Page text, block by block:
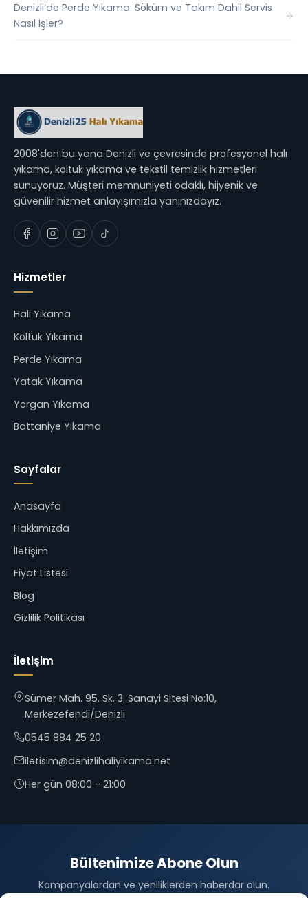
Denizli’de Perde Yıkama: Söküm ve Takım Dahil Servis
Nasıl İşler?
2008'den bu yana Denizli ve çevresinde profesyonel halı
yıkama, koltuk yıkama ve tekstil temizlik hizmetleri
sunuyoruz. Müşteri memnuniyeti odaklı, hijyenik ve
güvenilir hizmet anlayışımızla yanınızdayız.
Hizmetler
Halı Yıkama
Koltuk Yıkama
Perde Yıkama
Yatak Yıkama
Yorgan Yıkama
Battaniye Yıkama
Sayfalar
Anasayfa
Hakkımızda
İletişim
Fiyat Listesi
Blog
Gizlilik Politikası
İletişim
Sümer Mah. 95. Sk. 3. Sanayi Sitesi No:10,
Merkezefendi/Denizli
0545 884 25 20
iletisim@denizlihaliyikama.net
Her gün 08:00 - 21:00
Bültenimize Abone Olun
Kampanyalardan ve yeniliklerden haberdar olun.